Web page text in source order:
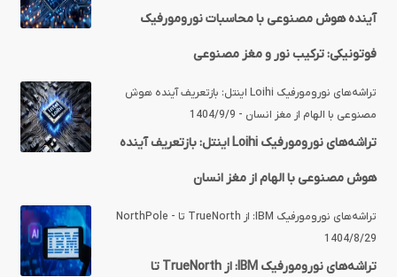
آینده‌ هوش مصنوعی با محاسبات نورومورفیک
فوتونیکی: ترکیب نور و مغز مصنوعی
تراشه‌های نورومورفیک Loihi اینتل: بازتعریف آینده هوش
مصنوعی با الهام از مغز انسان - 1404/9/9
تراشه‌های نورومورفیک Loihi اینتل: بازتعریف آینده
هوش مصنوعی با الهام از مغز انسان
تراشه‌های نورومورفیک IBM: از TrueNorth تا NorthPole -
1404/8/29
تراشه‌های نورومورفیک IBM: از TrueNorth تا